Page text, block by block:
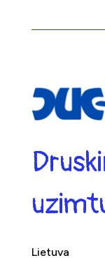
Lietuva